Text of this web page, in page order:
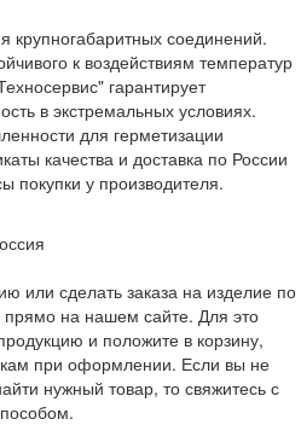
крупногабаритных соединений.
к воздействиям температур
гарантирует
в экстремальных условиях.
для герметизации
качества и доставка по России
покупки у производителя.
или сделать заказа на изделие по
на нашем сайте. Для это
и положите в корзину,
при оформлении. Если вы не
нужный товар, то свяжитесь с